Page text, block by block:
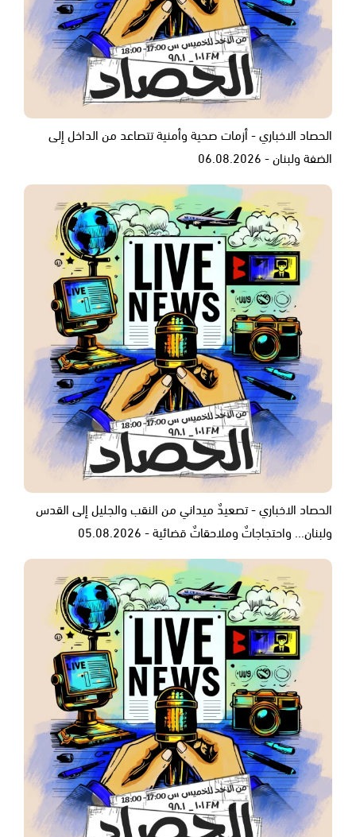
الحصاد الاخباري - أزمات صحية وأمنية تتصاعد من الداخل إلى
الضفة ولبنان - 06.08.2026
الحصاد الاخباري - تصعيدٌ ميداني من النقب والجليل إلى القدس
ولبنان... واحتجاجاتٌ وملاحقاتٌ قضائية - 05.08.2026